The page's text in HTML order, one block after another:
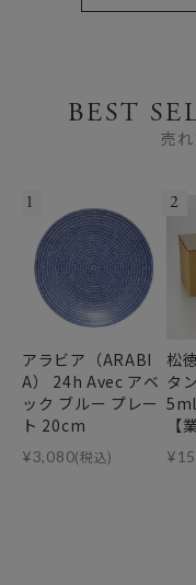
BEST
売
1
アラビア（ARABI
A） 24h Avec アベ
ック ブルー プレー
ト 20cm
¥3,080(税込)
2
松
タ
【
¥